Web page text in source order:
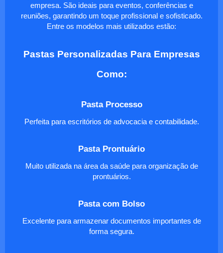
empresa. São ideais para eventos, conferências e
reuniões, garantindo um toque profissional e sofisticado.
Entre os modelos mais utilizados estão:
Pastas Personalizadas Para Empresas
Como:
Pasta Processo
Perfeita para escritórios de advocacia e contabilidade.
Pasta Prontuário
Muito utilizada na área da saúde para organização de
prontuários.
Pasta com Bolso
Excelente para armazenar documentos importantes de
forma segura.